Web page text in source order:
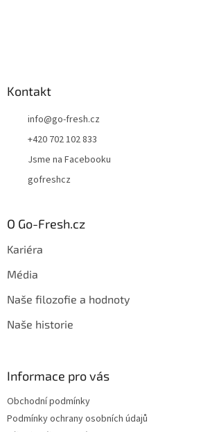
Kontakt
info@go-fresh.cz
+420 702 102 833
Jsme na Facebooku
gofreshcz
O Go-Fresh.cz
Kariéra
Média
Naše filozofie a hodnoty
Naše historie
Informace pro vás
Obchodní podmínky
Podmínky ochrany osobních údajů